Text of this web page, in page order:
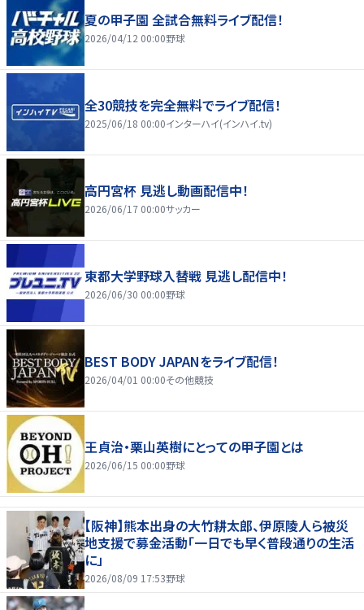
夏の甲子園 全試合無料ライブ配信！
2026/04/12 00:00野球
全30競技を完全無料でライブ配信！
2025/06/18 00:00インターハイ(インハイ.tv)
高円宮杯 見逃し動画配信中！
2026/06/17 00:00サッカー
東都大学野球入替戦 見逃し配信中！
2026/06/30 00:00野球
BEST BODY JAPANをライブ配信！
2026/04/01 00:00その他競技
王貞治・栗山英樹にとっての甲子園とは
2026/06/15 00:00野球
【阪神】熊本出身の大竹耕太郎、伊原陵人ら被災
地支援で募金活動「一日でも早く普段通りの生活
に」
2026/08/09 17:53野球